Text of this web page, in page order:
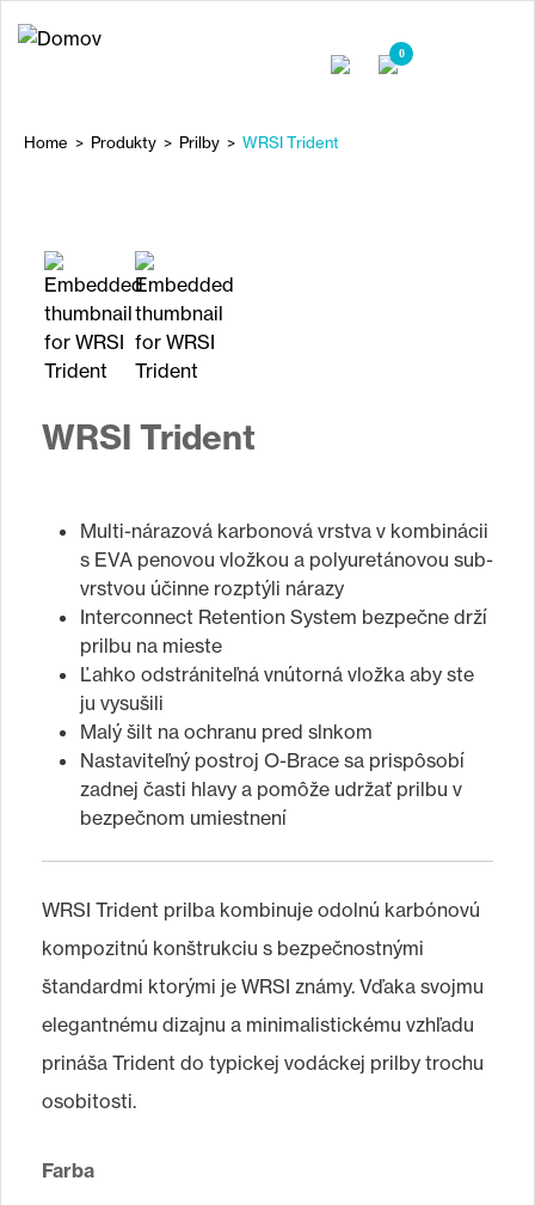
to
0
tu
Home > Produkty > Prilby > WRSI Trident
top
WRSI Trident
Multi-nárazová karbonová vrstva v kombinácii
s EVA penovou vložkou a polyuretánovou sub-
vrstvou účinne rozptýli nárazy
Interconnect Retention System bezpečne drží
prilbu na mieste
Ľahko odstrániteľná vnútorná vložka aby ste
ju vysušili
Malý šilt na ochranu pred slnkom
Nastaviteľný postroj O-Brace sa prispôsobí
zadnej časti hlavy a pomôže udržať prilbu v
bezpečnom umiestnení
WRSI Trident prilba kombinuje odolnú karbónovú
kompozitnú konštrukciu s bezpečnostnými
štandardmi ktorými je WRSI známy. Vďaka svojmu
elegantnému dizajnu a minimalistickému vzhľadu
prináša Trident do typickej vodáckej prilby trochu
osobitosti.
Farba